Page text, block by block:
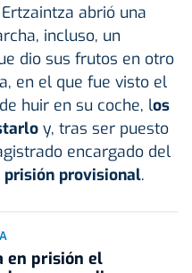
abrió una
incluso, un
dio sus frutos en otro
en el que fue visto el
huir en su coche, los
y, tras ser puesto
encargado del
prisión provisional.
en prisión el